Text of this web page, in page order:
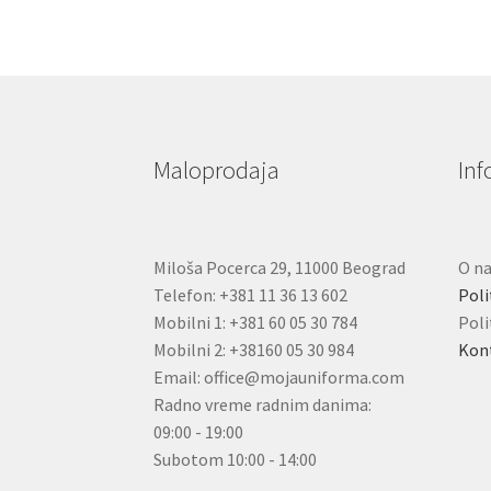
Maloprodaja
Miloša Pocerca 29, 11000 Beograd
Telefon: +381 11 36 13 602
Mobilni 1: +381 60 05 30 784
Mobilni 2: +38160 05 30 984
Email: office@mojauniforma.com
Radno vreme radnim danima:
09:00 - 19:00
Subotom 10:00 - 14:00
O